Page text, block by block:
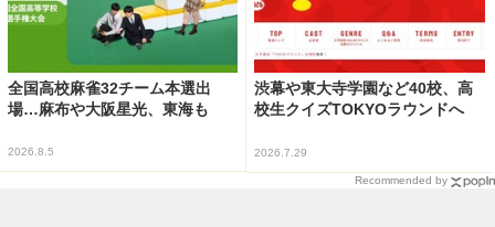
全国高校麻雀32チーム本選出
場…麻布や大阪星光、東海も
2026.8.5
渋幕や東大寺学園など40校、高
校生クイズTOKYOラウンドへ
2026.7.29
Recommended by